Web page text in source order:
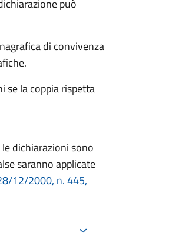
può
di convivenza
se la coppia rispetta
dichiarazioni sono
saranno applicate
12/2000, n. 445,